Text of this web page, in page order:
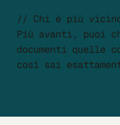
// Chi è più
Più avanti, puoi
documenti quelle
così sai